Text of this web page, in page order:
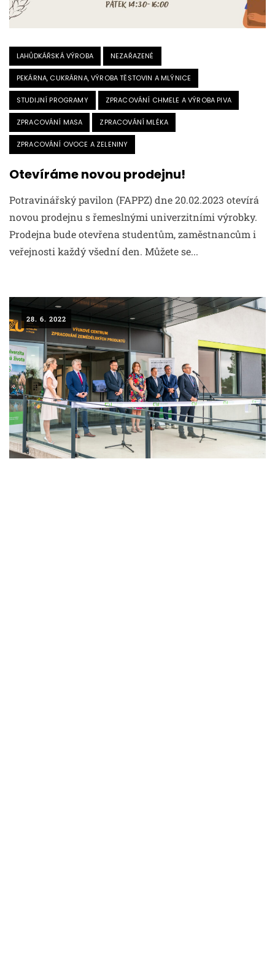
LAHŮDKÁŘSKÁ VÝROBA NEZAŘAZENÉ
PEKÁRNA, CUKRÁRNA, VÝROBA TĚSTOVIN A MLÝNICE
STUDIJNÍ PROGRAMY ZPRACOVÁNÍ CHMELE A VÝROBA PIVA
ZPRACOVÁNÍ MASA ZPRACOVÁNÍ MLÉKA
ZPRACOVÁNÍ OVOCE A ZELENINY
Otevíráme novou prodejnu!
Potravinářský pavilon (FAPPZ) dne 20.02.2023 otevírá
novou prodejnu s řemeslnými univerzitními výrobky.
Prodejna bude otevřena studentům, zaměstnancům i
veřejnosti každý všední den. Můžete se...
28. 6. 2022